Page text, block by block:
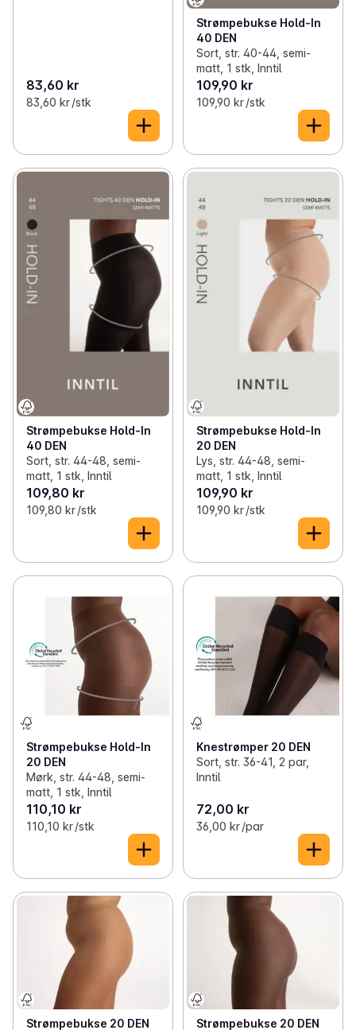
83,60 kr
83,60 kr /stk
Strømpebukse Hold-In
40 DEN
Sort, str. 40-44, semi-
matt, 1 stk, Inntil
109,90 kr
109,90 kr /stk
Strømpebukse Hold-In
40 DEN
Sort, str. 44-48, semi-
matt, 1 stk, Inntil
109,80 kr
109,80 kr /stk
Strømpebukse Hold-In
20 DEN
Lys, str. 44-48, semi-
matt, 1 stk, Inntil
109,90 kr
109,90 kr /stk
Strømpebukse Hold-In
20 DEN
Mørk, str. 44-48, semi-
matt, 1 stk, Inntil
110,10 kr
110,10 kr /stk
Knestrømper 20 DEN
Sort, str. 36-41, 2 par,
Inntil
72,00 kr
36,00 kr /par
Strømpebukse 20 DEN
Strømpebukse 20 DEN